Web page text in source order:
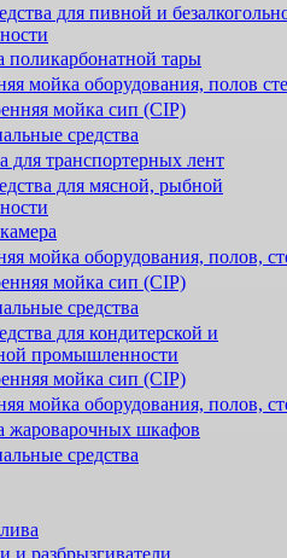
для пивной и
поликарбонатной тары
мойка оборудования, полов
мойка сип (CIP)
средства
для транспортерных лент
для мясной, рыбной
мойка оборудования, полов,
мойка сип (CIP)
средства
для кондитерской и
промышленности
мойка сип (CIP)
мойка оборудования, полов,
жароварочных шкафов
средства